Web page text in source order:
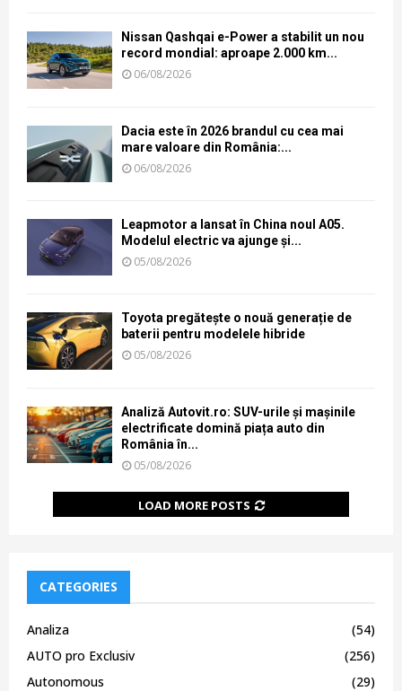
Nissan Qashqai e-Power a stabilit un nou
record mondial: aproape 2.000 km...
06/08/2026
Dacia este în 2026 brandul cu cea mai
mare valoare din România:...
06/08/2026
Leapmotor a lansat în China noul A05.
Modelul electric va ajunge și...
05/08/2026
Toyota pregătește o nouă generație de
baterii pentru modelele hibride
05/08/2026
Analiză Autovit.ro: SUV-urile și mașinile
electrificate domină piața auto din
România în...
05/08/2026
LOAD MORE POSTS
CATEGORIES
Analiza
(54)
AUTO pro Exclusiv
(256)
Autonomous
(29)